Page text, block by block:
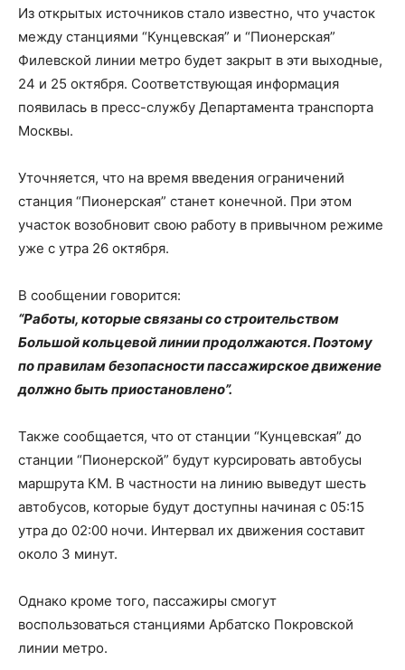
Из открытых источников стало известно, что участок
между станциями “Кунцевская” и “Пионерская”
Филевской линии метро будет закрыт в эти выходные,
24 и 25 октября. Соответствующая информация
появилась в пресс-службу Департамента транспорта
Москвы.
Уточняется, что на время введения ограничений
станция “Пионерская” станет конечной. При этом
участок возобновит свою работу в привычном режиме
уже с утра 26 октября.
В сообщении говорится:
“Работы, которые связаны со строительством
Большой кольцевой линии продолжаются. Поэтому
по правилам безопасности пассажирское движение
должно быть приостановлено”.
Также сообщается, что от станции “Кунцевская” до
станции “Пионерской” будут курсировать автобусы
маршрута КМ. В частности на линию выведут шесть
автобусов, которые будут доступны начиная с 05:15
утра до 02:00 ночи. Интервал их движения составит
около 3 минут.
Однако кроме того, пассажиры смогут
воспользоваться станциями Арбатско Покровской
линии метро.